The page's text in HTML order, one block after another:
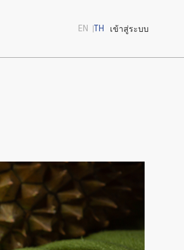
EN TH เข้าสู่ระบบ